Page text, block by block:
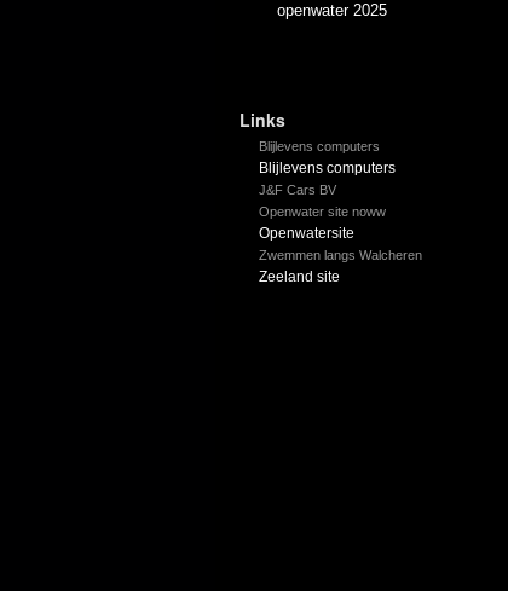
openwater 2025
Links
Blijlevens computers
Blijlevens computers
J&F Cars BV
Openwater site noww
Openwatersite
Zwemmen langs Walcheren
Zeeland site